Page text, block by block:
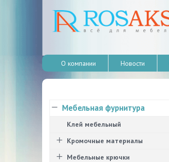
О компании Новости
Мебельная фурнитура
Клей мебельный
Кромочные материалы
Мебельные крючки